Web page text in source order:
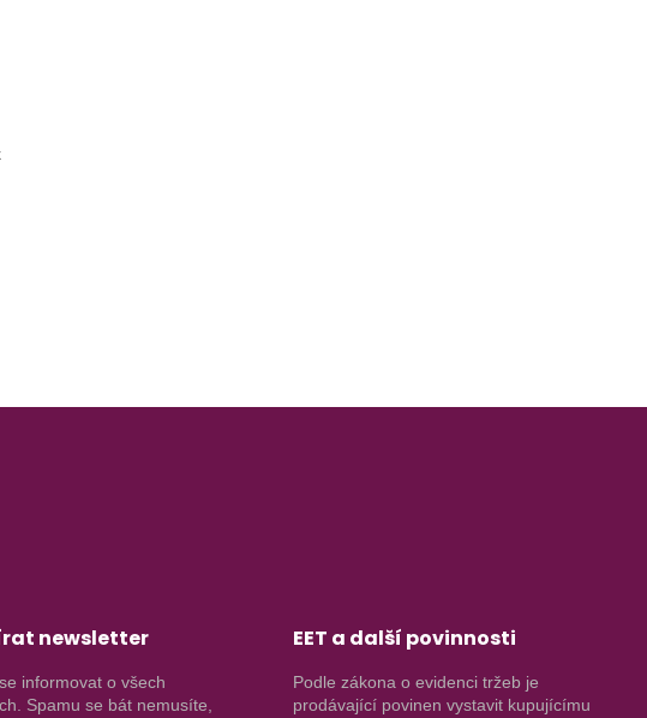
newsletter
informovat o všech
Spamu se bát nemusíte,
EET a další povinnosti
Podle zákona o evidenci tržeb je
prodávající povinen vystavit kupujícímu